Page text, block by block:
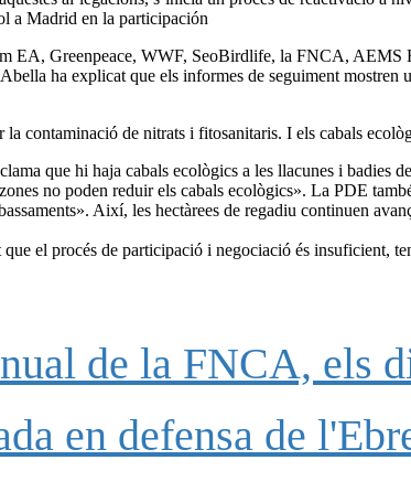
a Madrid en la participación
EA, Greenpeace, WWF, SeoBirdlife, la FNCA, AEMS
ha explicat que els informes de seguiment mostren
la contaminació de nitrats i fitosanitaris. I els cabals
que hi haja cabals ecològics a les llacunes i badies
no poden reduir els cabals ecològics». La PDE
Així, les hectàrees de regadiu continuen
el procés de participació i negociació és insuficient,
de la FNCA, els
en defensa de